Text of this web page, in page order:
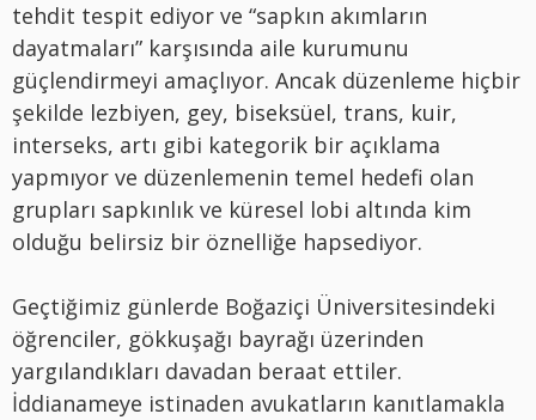
tehdit tespit ediyor ve “sapkın akımların
dayatmaları” karşısında aile kurumunu
güçlendirmeyi amaçlıyor. Ancak düzenleme hiçbir
şekilde lezbiyen, gey, biseksüel, trans, kuir,
interseks, artı gibi kategorik bir açıklama
yapmıyor ve düzenlemenin temel hedefi olan
grupları sapkınlık ve küresel lobi altında kim
olduğu belirsiz bir öznelliğe hapsediyor.
Geçtiğimiz günlerde Boğaziçi Üniversitesindeki
öğrenciler, gökkuşağı bayrağı üzerinden
yargılandıkları davadan beraat ettiler.
İddianameye istinaden avukatların kanıtlamakla